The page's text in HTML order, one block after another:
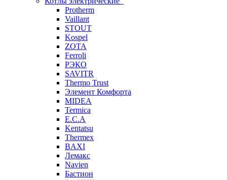
Protherm
Vaillant
STOUT
Kospel
ZOTA
Ferroli
РЭКО
SAVITR
Thermo Trust
Элемент Комфорта
MIDEA
Termica
E.C.A
Kentatsu
Thermex
BAXI
Лемакс
Navien
Бастион